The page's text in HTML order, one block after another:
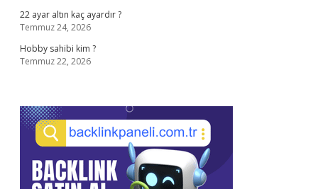
22 ayar altın kaç ayardır ?
Temmuz 24, 2026
Hobby sahibi kim ?
Temmuz 22, 2026